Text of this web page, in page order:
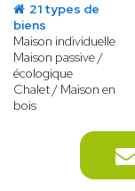
21 types de
biens
Maison individuelle
Maison passive /
écologique
Chalet / Maison en
bois